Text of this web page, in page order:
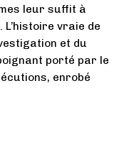
leur suffit à
vraie de
et du
porté par le
enrobé